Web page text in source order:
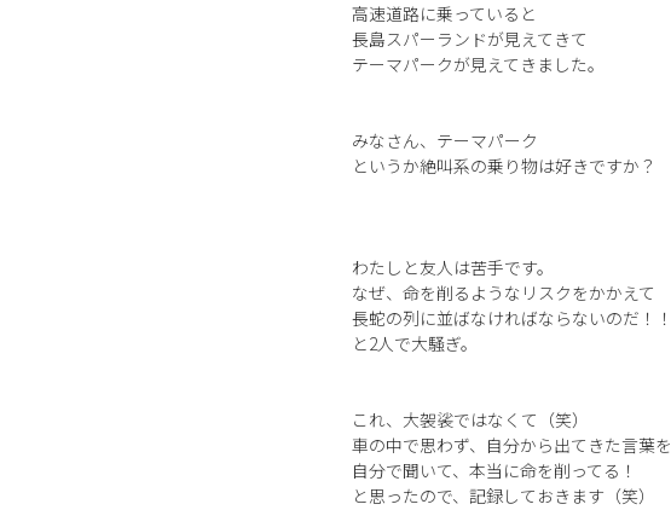
高速道路に乗っていると
長島スパーランドが見えてきて
テーマパークが見えてきました。
みなさん、テーマパーク
というか絶叫系の乗り物は好きですか？
わたしと友人は苦手です。
なぜ、命を削るようなリスクをかかえて
長蛇の列に並ばなければならないのだ！！
と2人で大騒ぎ。
これ、大袈裟ではなくて（笑）
車の中で思わず、自分から出てきた言葉を
自分で聞いて、本当に命を削ってる！
と思ったので、記録しておきます（笑）